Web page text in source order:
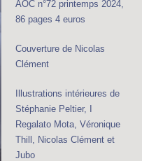
AOC n°72 printemps 2024,
86 pages 4 euros
Couverture de Nicolas
Clément
Illustrations intérieures de
Stéphanie Peltier, I
Regalato Mota, Véronique
Thill, Nicolas Clément et
Jubo